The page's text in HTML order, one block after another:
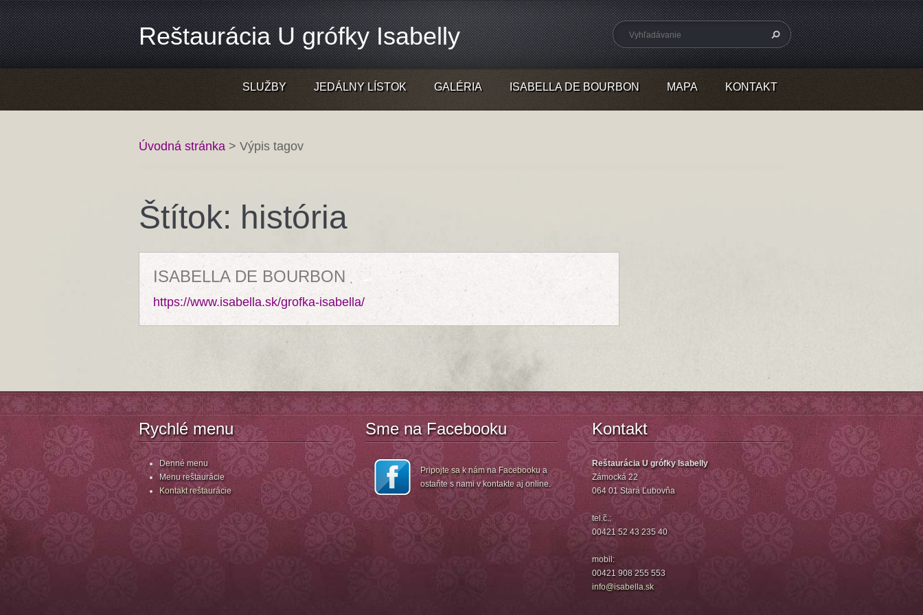
Reštaurácia U grófky Isabelly
SLUŽBY JEDÁLNY LÍSTOK GALÉRIA ISABELLA DE BOURBON MAPA KONTAKT
Úvodná stránka > Výpis tagov
Štítok: história
ISABELLA DE BOURBON
https://www.isabella.sk/grofka-isabella/
Rychlé menu
Denné menu
Menu reštaurácie
Kontakt reštaurácie
Sme na Facebooku
Pripojte sa k námna Facebookua
ostaňte s nami v kontakte aj online.
Kontakt
Reštaurácia U grófky Isabelly
Zámocká 22
064 01 Stará Ľubovňa
tel.č.:
00421 52 43 235 40
mobil:
00421 908 255 553
info@isabella.sk